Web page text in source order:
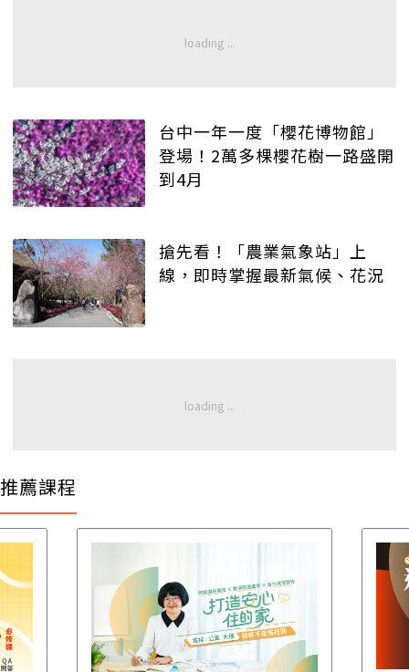
台中一年一度「櫻花博物館」
登場！2萬多棵櫻花樹一路盛開
到4月
搶先看！「農業氣象站」上
線，即時掌握最新氣候、花況
推薦課程